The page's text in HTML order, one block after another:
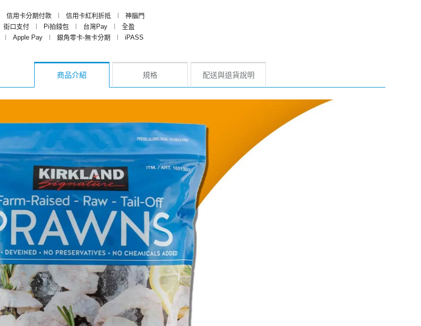
信用卡分期付款 ︱ 信用卡紅利折抵 ︱
神腦門
街口支付 ︱ Pi拍錢包 ︱ 台灣Pay ︱
全盈
︱ Apple Pay ︱ 銀角零卡-無卡分期 ︱
iPASS
商品介紹 規格 配送與退貨說明